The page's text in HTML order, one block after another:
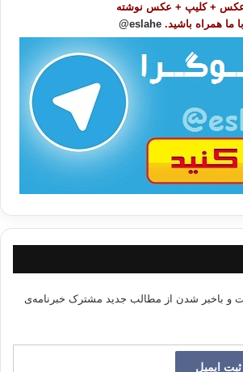
– ساڵی‌1351ك – 1352 / 4/1/1933 – 27/9/ 1933 اسماعیل صدقی‌بوو به‌پاشایی
– ساڵی‌1394 ك – 25/9/1974 عبدالعزیز الحجازی له‌میصر حكومه‌تێكی‌له‌33
– ساڵی‌1385ك- 31/11/1965ز جان بیدال بوكاسای‌سه‌رۆك
كوده‌تای‌به‌سه‌ر دافید
+ کلیپ + عکس نوشته
با ما همراه باشید. eslahe@
و باخبر شدن از مطالب جدید مشترک خبرنامه‌ی